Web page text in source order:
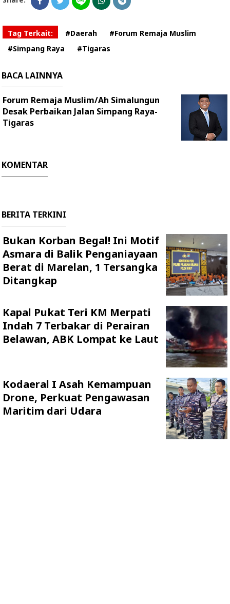
Tag Terkait: #Daerah
#Forum Remaja Muslim
#Simpang Raya
#Tigaras
BACA LAINNYA
Forum Remaja Muslim/Ah Simalungun
Desak Perbaikan Jalan Simpang Raya-
Tigaras
KOMENTAR
BERITA TERKINI
Bukan Korban Begal! Ini Motif
Asmara di Balik Penganiayaan
Berat di Marelan, 1 Tersangka
Ditangkap
Kapal Pukat Teri KM Merpati
Indah 7 Terbakar di Perairan
Belawan, ABK Lompat ke Laut
Kodaeral I Asah Kemampuan
Drone, Perkuat Pengawasan
Maritim dari Udara